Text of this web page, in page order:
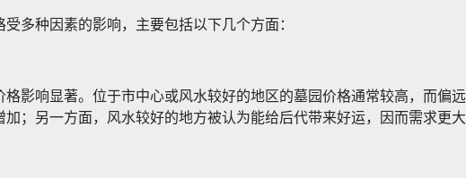
多种因素的影响，主要包括以下几个方面：
格影响显著。位于市中心或风水较好的地区的墓园价格通常较高，而偏
；另一方面，风水较好的地方被认为能给后代带来好运，因而需求更大